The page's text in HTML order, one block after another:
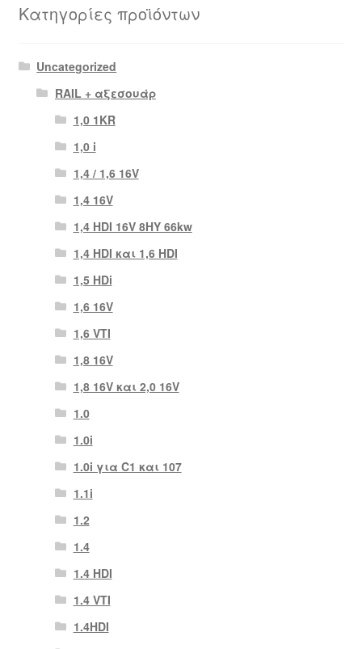
Κατηγορίες προϊόντων
Uncategorized
RAIL + αξεσουάρ
1,0 1KR
1,0 i
1,4 / 1,6 16V
1,4 16V
1,4 HDI 16V 8HY 66kw
1,4 HDI και 1,6 HDI
1,5 HDi
1,6 16V
1,6 VTI
1,8 16V
1,8 16V και 2,0 16V
1.0
1.0i
1.0i για C1 και 107
1.1i
1.2
1.4
1.4 HDI
1.4 VTI
1.4HDI